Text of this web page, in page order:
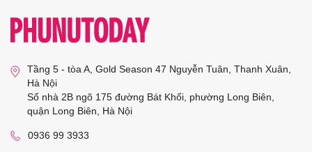
Tầng 5 - tòa A, Gold Season 47 Nguyễn Tuân, Thanh Xuân,
Hà Nội
Số nhà 2B ngõ 175 đường Bát Khối, phường Long Biên,
quận Long Biên, Hà Nội
0936 99 3933